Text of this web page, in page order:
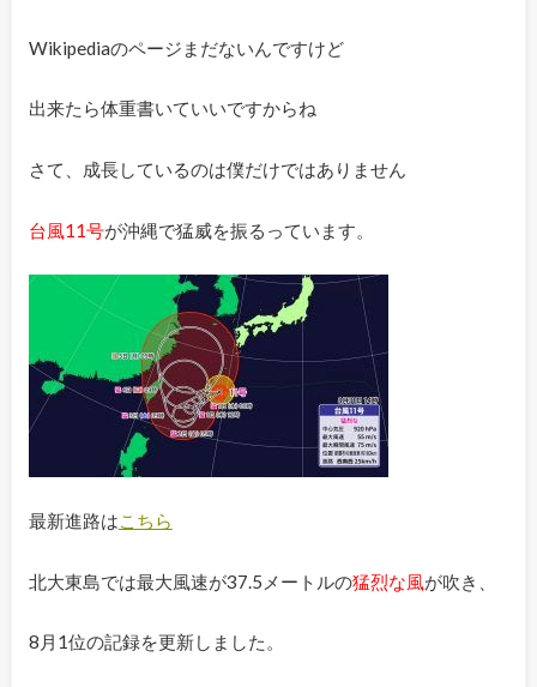
Wikipediaのページまだないんですけど
出来たら体重書いていいですからね
さて、成長しているのは僕だけではありません
台風11号が沖縄で猛威を振るっています。
最新進路はこちら
北大東島では最大風速が37.5メートルの猛烈な風が吹き、
8月1位の記録を更新しました。